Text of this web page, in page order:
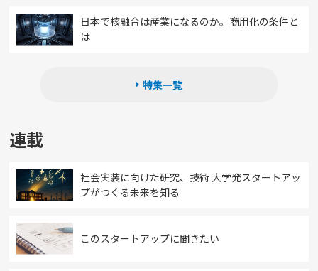
日本で核融合は産業になるのか。商用化の条件と
は
特集一覧
連載
社会実装に向けた研究、技術 大学発スタートアッ
プがつくる未来を知る
このスタートアップに聞きたい